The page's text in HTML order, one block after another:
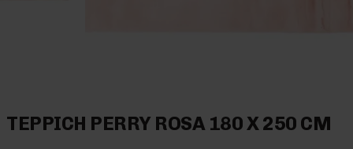
TEPPICH PERRY ROSA 180 X 250 CM